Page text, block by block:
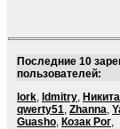
Последние 10
пользователей:
lork, ldmitry,
qwerty51, Zhanna,
Guasho, Козак Рог,